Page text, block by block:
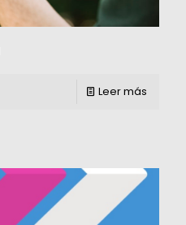
Leer más